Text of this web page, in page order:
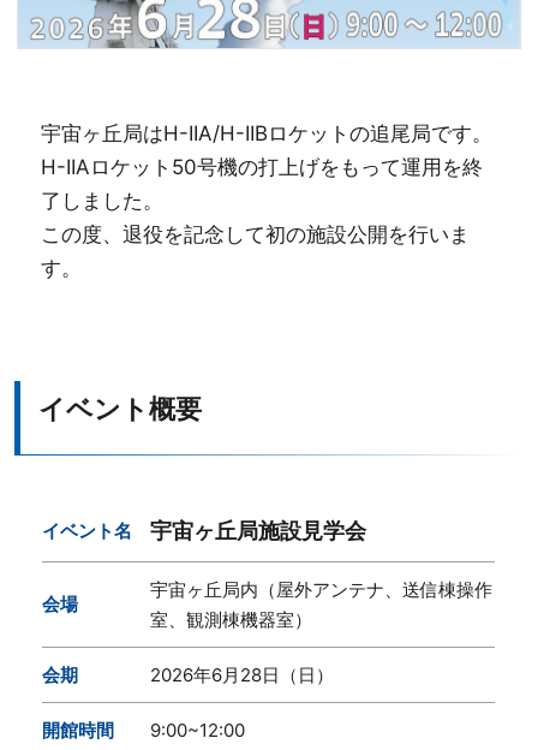
宇宙ヶ丘局はH-IIA/H-IIBロケットの追尾局です。
H-IIAロケット50号機の打上げをもって運用を終
了しました。
この度、退役を記念して初の施設公開を行いま
す。
イベント概要
イベント名 宇宙ヶ丘局施設見学会
会場
宇宙ヶ丘局内（屋外アンテナ、送信棟操作
室、観測棟機器室）
会期 2026年6月28日（日）
開館時間 9:00~12:00